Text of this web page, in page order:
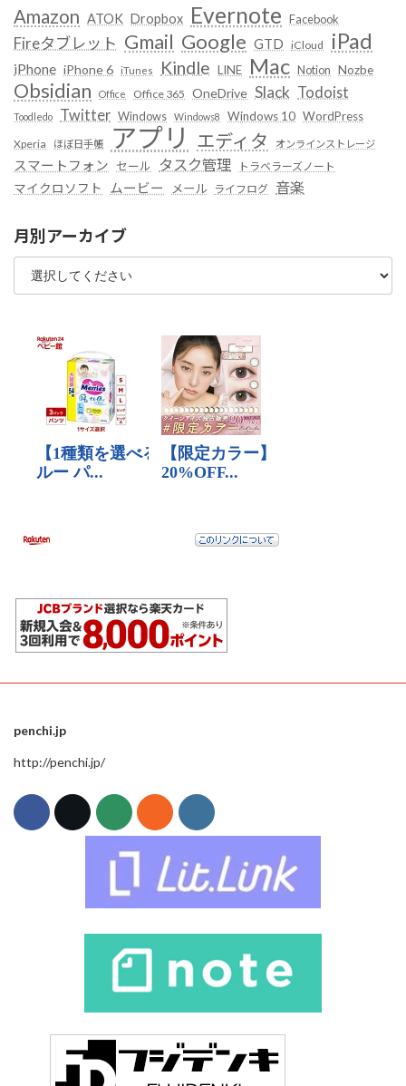
Amazon ATOK Dropbox Evernote Facebook
Fireタブレット Gmail Google GTD iCloud iPad
iPhone iPhone 6 iTunes Kindle LINE Mac Notion Nozbe
Obsidian Office Office 365 OneDrive Slack Todoist
Toodledo Twitter Windows Windows8 Windows 10 WordPress
Xperia ほぼ日手帳 アプリ エディタ オンラインストレージ
スマートフォン セール タスク管理 トラベラーズノート
マイクロソフト ムービー メール ライフログ 音楽
月別アーカイブ
penchi.jp
http://penchi.jp/